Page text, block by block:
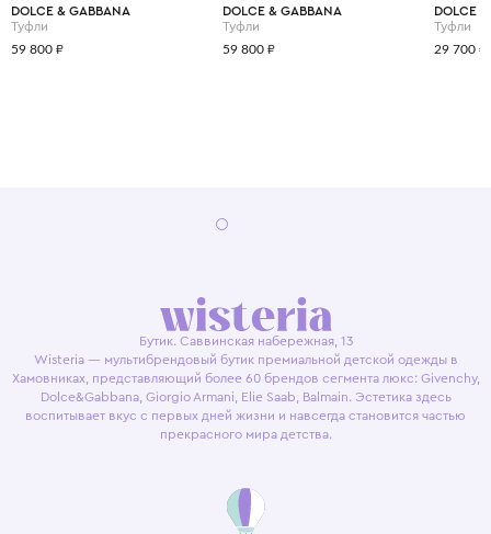
DOLCE & GABBANA
Туфли
59 800 ₽
DOLCE & GABBANA
Туфли
59 800 ₽
DOLCE
Туфли
29 700 ₽
Бутик. Саввинская набережная, 13
Wisteria — мультибрендовый бутик премиальной детской одежды в
Хамовниках, представляющий более 60 брендов сегмента люкс: Givenchy,
Dolce&Gabbana, Giorgio Armani, Elie Saab, Balmain. Эстетика здесь
воспитывает вкус с первых дней жизни и навсегда становится частью
прекрасного мира детства.